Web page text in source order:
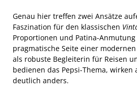
Genau hier treffen zwei Ansätze
Faszination für den klassischen
Proportionen und Patina-
pragmatische Seite einer modernen
als robuste Begleiterin für Reisen
bedienen das Pepsi-Thema, wirken
deutlich anders.